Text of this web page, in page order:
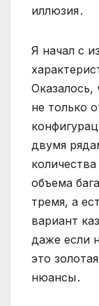
иллюзия․
Я начал с
Оказалось,
не только
двумя
объема
тремя, а
вариант
даже если
это
нюансы․